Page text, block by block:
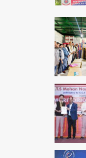
4
5